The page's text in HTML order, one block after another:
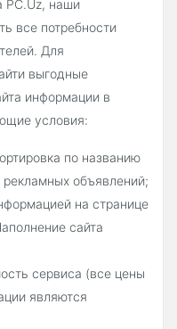
PC.Uz, наши
все потребности
Для
выгодные
информации в
условия:
по названию
объявлений;
на странице
сайта
сервиса (все цены
являются